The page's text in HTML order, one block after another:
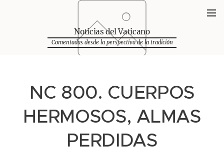
Noticias del Vaticano
Comentadas desde la perspectiva de la tradición
NC 800. CUERPOS
HERMOSOS, ALMAS
PERDIDAS